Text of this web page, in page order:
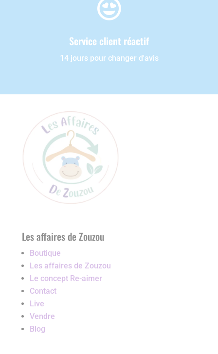

Service client réactif
14 jours pour changer d'avis
Les affaires de Zouzou
Boutique
Les affaires de Zouzou
Le concept Re-aimer
Contact
Live
Vendre
Blog